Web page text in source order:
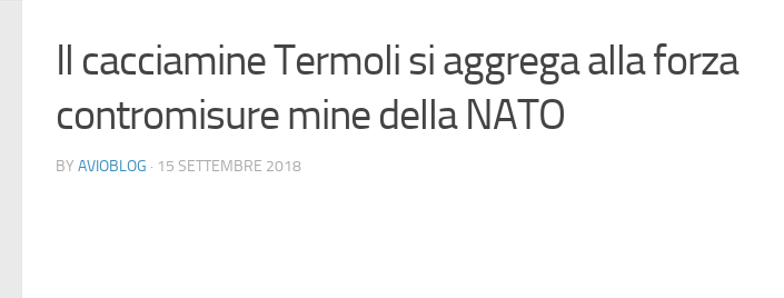
Il cacciamine Termoli si aggrega alla forza
contromisure mine della NATO
BY AVIOBLOG · 15 SETTEMBRE 2018